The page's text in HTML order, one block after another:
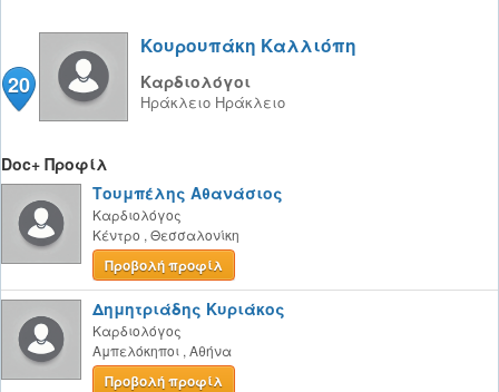
20
Κουρουπάκη Καλλιόπη
Καρδιολόγοι
Ηράκλειο Ηράκλειο
Doc+ Προφίλ
Τουμπέλης Αθανάσιος
Καρδιολόγος
Κέντρο , Θεσσαλονίκη
Προβολή προφίλ
Δημητριάδης Κυριάκος
Καρδιολόγος
Αμπελόκηποι , Αθήνα
Προβολή προφίλ